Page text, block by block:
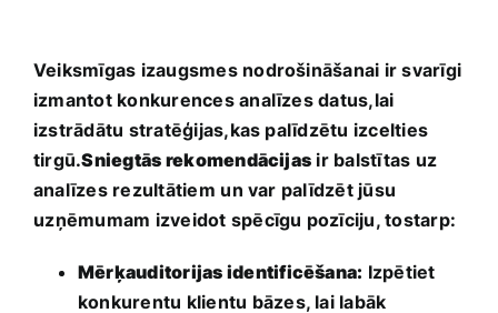
Veiksmīgas ​izaugsmes nodrošināšanai ‌ir svarīgi
izmantot konkurences analīzes datus,lai
izstrādātu ‌stratēģijas,kas palīdzētu izcelties⁣
tirgū.Sniegtās⁣ rekomendācijas ir balstītas uz
analīzes rezultātiem ⁢un var palīdzēt jūsu
⁣uzņēmumam izveidot spēcīgu‍ pozīciju, tostarp:
Mērķauditorijas identificēšana: Izpētiet
konkurentu klientu bāzes, lai labāk‍